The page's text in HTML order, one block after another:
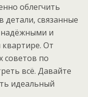
облегчить
детали, связанные
и
От
советов по
всё. Давайте
идеальный